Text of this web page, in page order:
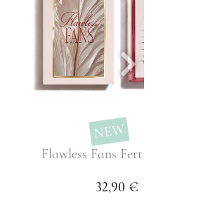
NEW
Flawless Fans Fertig Fächer
32,90 €